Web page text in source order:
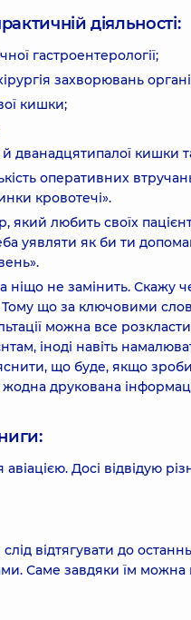
діяльності:
гастроентерології;
захворювань
кишки;
дванадцятипалої кишки
оперативних
кровотечі».
який любить своїх
уявляти як би ти
ніщо не замінить.
Тому що за ключовими
можна все
іноді навіть
що буде, якщо
друкована
Досі відвідую
відтягувати до
Саме завдяки їм можна